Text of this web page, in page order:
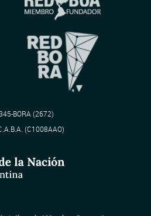
BORA (2672)
(C1008AAO)